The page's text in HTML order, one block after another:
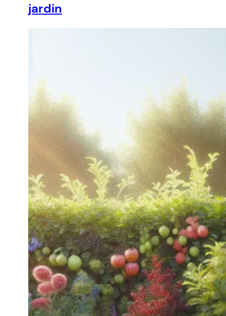
jardin